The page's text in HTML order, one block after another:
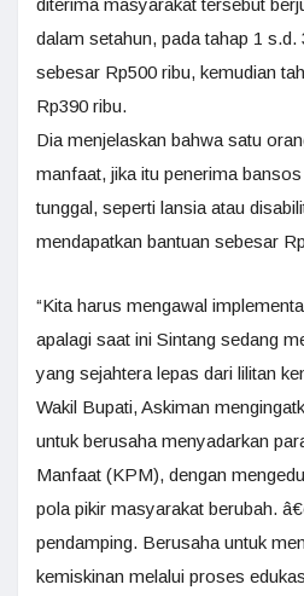
diterima masyarakat tersebut
dalam setahun, pada tahap 1
sebesar Rp500 ribu, kemudian
Rp390 ribu.
Dia menjelaskan bahwa satu
manfaat, jika itu penerima
tunggal, seperti lansia atau
mendapatkan bantuan sebesar
“Kita harus mengawal
apalagi saat ini Sintang sedang
yang sejahtera lepas dari lilitan
Wakil Bupati, Askiman
untuk berusaha menyadarkan
Manfaat (KPM), dengan
pola pikir masyarakat berubah.
pendamping. Berusaha untuk
kemiskinan melalui proses